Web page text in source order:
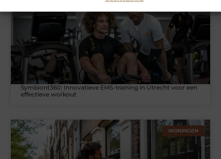
Symbiont360: Innovatieve EMS-training in Utrecht voor een
effectieve workout
WONINGEN